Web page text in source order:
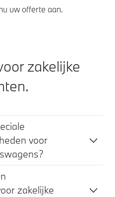
uw offerte aan.
zakelijke
voor
zakelijke